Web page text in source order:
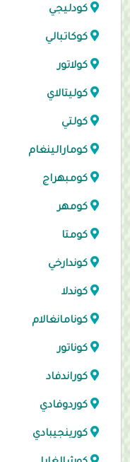
كودليجي
كوكاتبالي
كولاتور
كوليتالاي
كولتي
كومارالينغام
كومبهراج
كومهر
كومتا
كوندارخي
كوندلا
كونامانغالام
كوناتور
كوراندفاد
كوردوفادي
كورينجيبادي